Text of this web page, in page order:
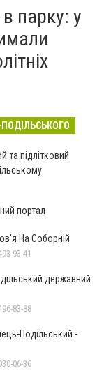
парку: у
та підлітковий
портал
На Соборній
93-41
державний
83-88
Подільський -
06-36